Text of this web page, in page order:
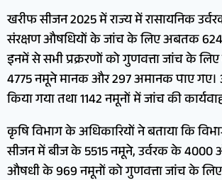
खरीफ सीजन 2025 में राज्य में रासायनिक
संरक्षण औषधियों के जांच के लिए अबतक
इनमें से सभी प्रक्ररणों को गुणवत्ता जांच के
4775 नमूने मानक और 297 अमानक पाए गए।
किया गया तथा 1142 नमूनों में जांच की
कृषि विभाग के अधिकारियों ने बताया कि
सीजन में बीज के 5515 नमूने, उर्वरक के 4000
औषधी के 969 नमूनों को गुणवत्ता जांच के लिए